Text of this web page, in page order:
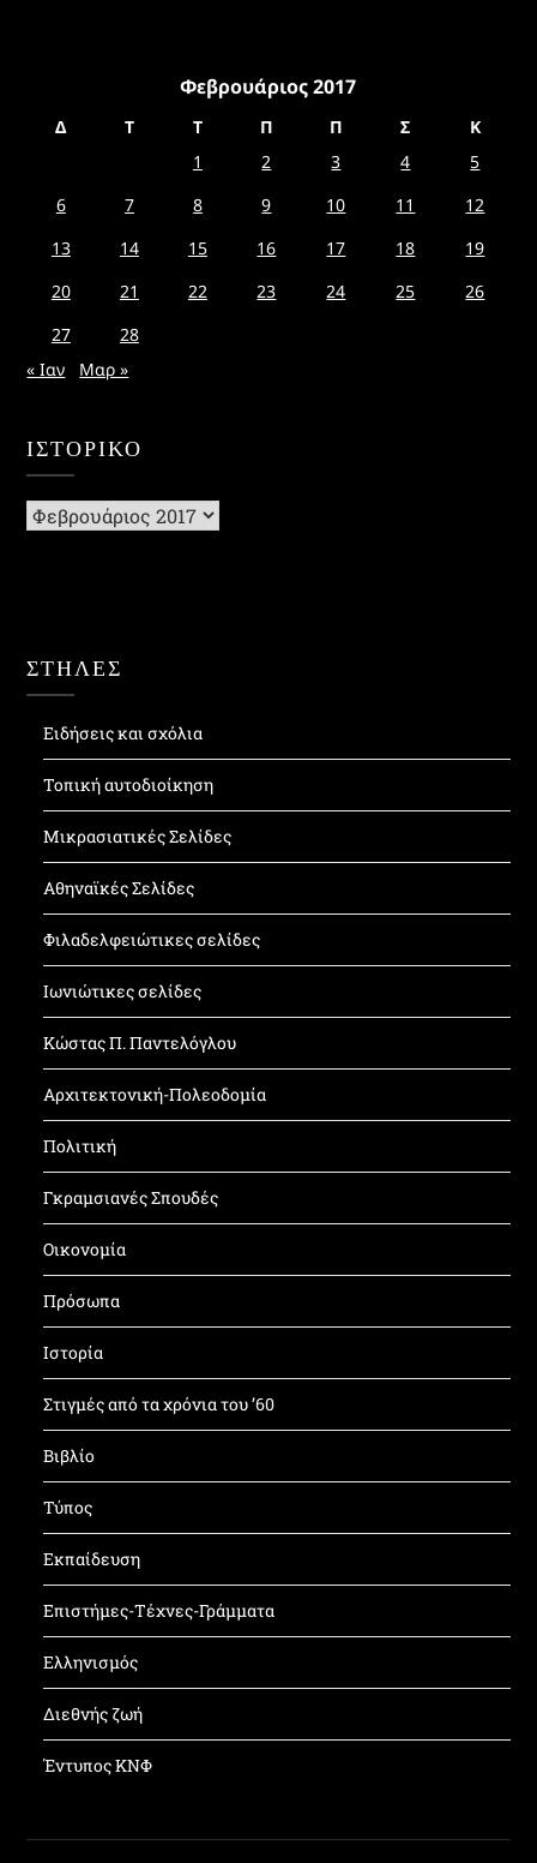
Φεβρουάριος 2017
Δ Τ Τ Π Π Σ
Κ
1
2 3 4
5
6
7 8 9 10 11
12
13
14 15 16 17 18
19
20
21 22 23 24 25
26
27
28
« Ιαν
Μαρ »
ΙΣΤΟΡΙΚΌ
Ιστορικό
ΣΤΗΛΕΣ
Ειδήσεις και σχόλια
Τοπική αυτοδιοίκηση
Μικρασιατικές Σελίδες
Αθηναϊκές Σελίδες
Φιλαδελφειώτικες σελίδες
Ιωνιώτικες σελίδες
Κώστας Π. Παντελόγλου
Αρχιτεκτονική-Πολεοδομία
Πολιτική
Γκραμσιανές Σπουδές
Οικονομία
Πρόσωπα
Ιστορία
Στιγμές από τα χρόνια του ’60
Βιβλίο
Τύπος
Εκπαίδευση
Επιστήμες-Τέχνες-Γράμματα
Ελληνισμός
Διεθνής ζωή
Έντυπος ΚΝΦ